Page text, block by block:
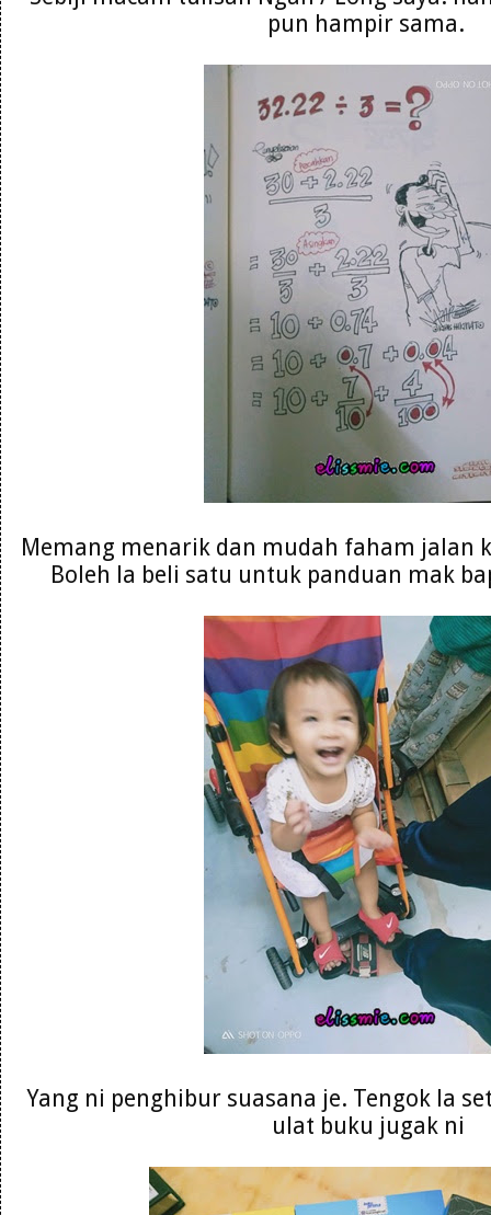
pun hampir sama.
Memang menarik dan mudah faham jalan
Boleh la beli satu untuk panduan mak
Yang ni penghibur suasana je. Tengok la
ulat buku jugak ni